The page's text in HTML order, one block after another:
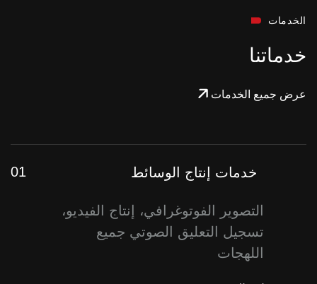
الخدمات
خدماتنا
عرض جميع الخدمات
خدمات إنتاج الوسائط
التصوير الفوتوغرافي، إنتاج الفيديو،
تسجيل التعليق الصوتي جميع
اللهجات
01